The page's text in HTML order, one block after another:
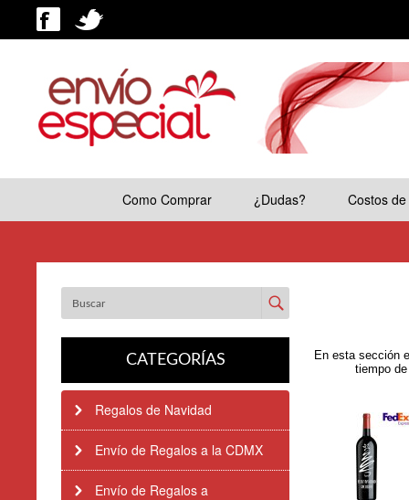
Como Comprar ¿Dudas? Costos
CATEGORÍAS
Regalos de Navidad
Envío de Regalos a la CDMX
Envío de Regalos a
En esta sección
tiempo